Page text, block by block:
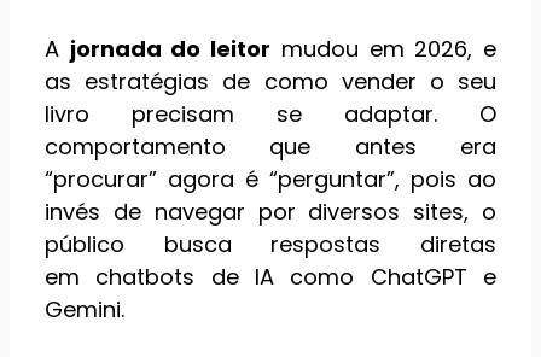
A jornada do leitor mudou em 2026, e
as estratégias de como vender o seu
livro precisam se adaptar. O
comportamento que antes era
“procurar” agora é “perguntar”, pois ao
invés de navegar por diversos sites, o
público busca respostas diretas
em chatbots de IA como ChatGPT e
Gemini.